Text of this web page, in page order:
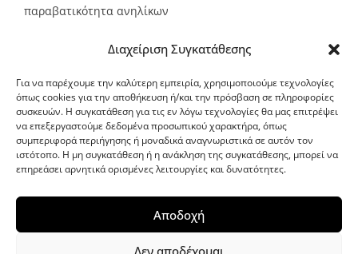
Διαχείριση Συγκατάθεσης
Για να παρέχουμε την καλύτερη εμπειρία, χρησιμοποιούμε τεχνολογίες
όπως cookies για την αποθήκευση ή/και την πρόσβαση σε πληροφορίες
συσκευών. Η συγκατάθεση για τις εν λόγω τεχνολογίες θα μας επιτρέψει
να επεξεργαστούμε δεδομένα προσωπικού χαρακτήρα, όπως
συμπεριφορά περιήγησης ή μοναδικά αναγνωριστικά σε αυτόν τον
ιστότοπο. Η μη συγκατάθεση ή η ανάκληση της συγκατάθεσης, μπορεί να
επηρεάσει αρνητικά ορισμένες λειτουργίες και δυνατότητες.
Αποδοχή
Δεν αποδέχομαι
παραβατικότητα ανηλίκων
G-point.gr